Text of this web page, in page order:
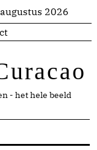
2026
- het hele beeld